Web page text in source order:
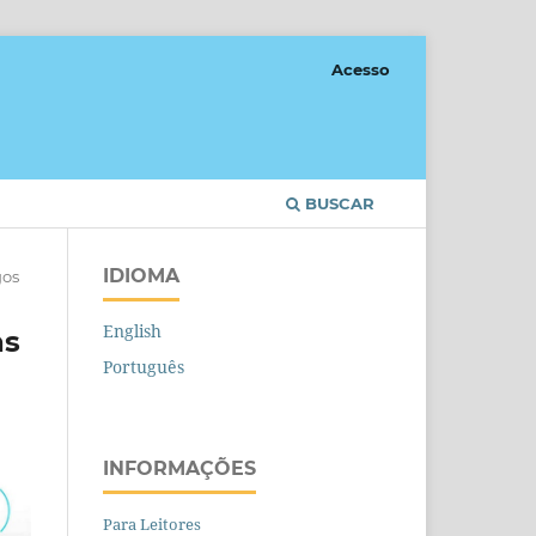
BUSCAR
Acesso
IDIOMA
English
Português
INFORMAÇÕES
Para Leitores